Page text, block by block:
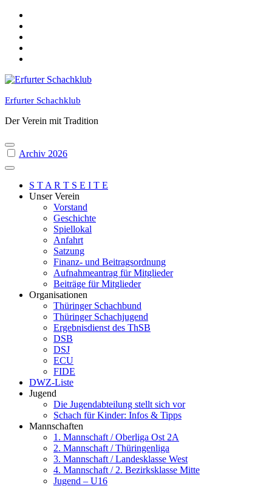
Skip
content
Erfurter Schachklub
Der Verein mit Tradition
Archiv 2026
S T A R T S E I T E
Unser Verein
Vorstand
Geschichte
Spiellokal
Anfahrt
Satzung
Finanz- und Beitragsordnung
Aufnahmeantrag für Mitglieder
Beiträge für Mitglieder
Organisationen
Thüringer Schachbund
Thüringer Schachjugend
Ergebnisdienst des ThSB
DSB
DSJ
ECU
FIDE
DWZ-Liste
Jugend
Die Jugendabteilung stellt sich vor
Schach für Kinder: Infos & Tipps
Mannschaften
1. Mannschaft / Oberliga Ost 2A
2. Mannschaft / Thüringenliga
3. Mannschaft / Landesklasse West
4. Mannschaft / 2. Bezirksklasse Mitte
Jugend – U16